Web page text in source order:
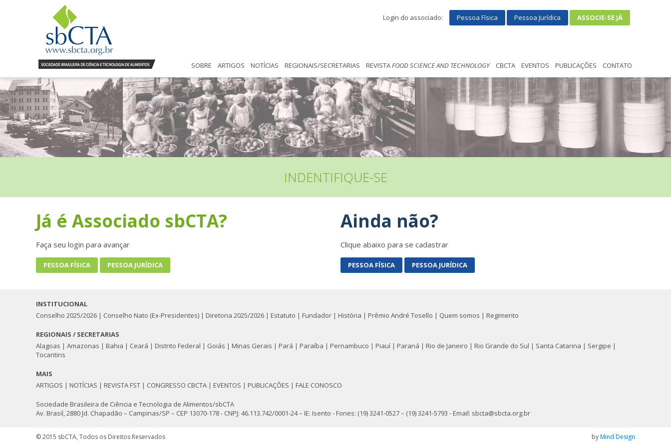
Login do associado: Pessoa Física Pessoa Jurídica ASSOCIE-SE JÁ
SOBRE ARTIGOS NOTÍCIAS REGIONAIS/SECRETARIAS REVISTAFOOD SCIENCE AND TECHNOLOGY CBCTA EVENTOS PUBLICAÇÕES CONTATO
INDENTIFIQUE-SE
Já é Associado sbCTA?
Faça seu login para avançar
PESSOA FÍSICA PESSOA JURÍDICA
Ainda não?
Clique abaixo para se cadastrar
PESSOA FÍSICA PESSOA JURÍDICA
INSTITUCIONAL
Conselho 2025/2026 | Conselho Nato (Ex-Presidentes) | Diretoria 2025/2026 | Estatuto | Fundador | História | Prêmio André Tosello | Quem somos | Regimento
REGIONAIS / SECRETARIAS
Alagoas | Amazonas | Bahia | Ceará | Distrito Federal | Goiás | Minas Gerais | Pará | Paraíba | Pernambuco | Piauí | Paraná | Rio de Janeiro | Rio Grande do Sul | Santa Catarina | Sergipe |
Tocantins
MAIS
ARTIGOS | NOTÍCIAS | REVISTA FST | CONGRESSO CBCTA | EVENTOS | PUBLICAÇÕES | FALE CONOSCO
Sociedade Brasileira de Ciência e Tecnologia de Alimentos/sbCTA
Av. Brasil, 2880 Jd. Chapadão – Campinas/SP – CEP 13070-178 - CNPJ: 46.113.742/0001-24 – IE: Isento - Fones: (19) 3241-0527 – (19) 3241-5793 - Email: sbcta@sbcta.org.br
© 2015 sbCTA, Todos os Direitos Reservados byMind Design